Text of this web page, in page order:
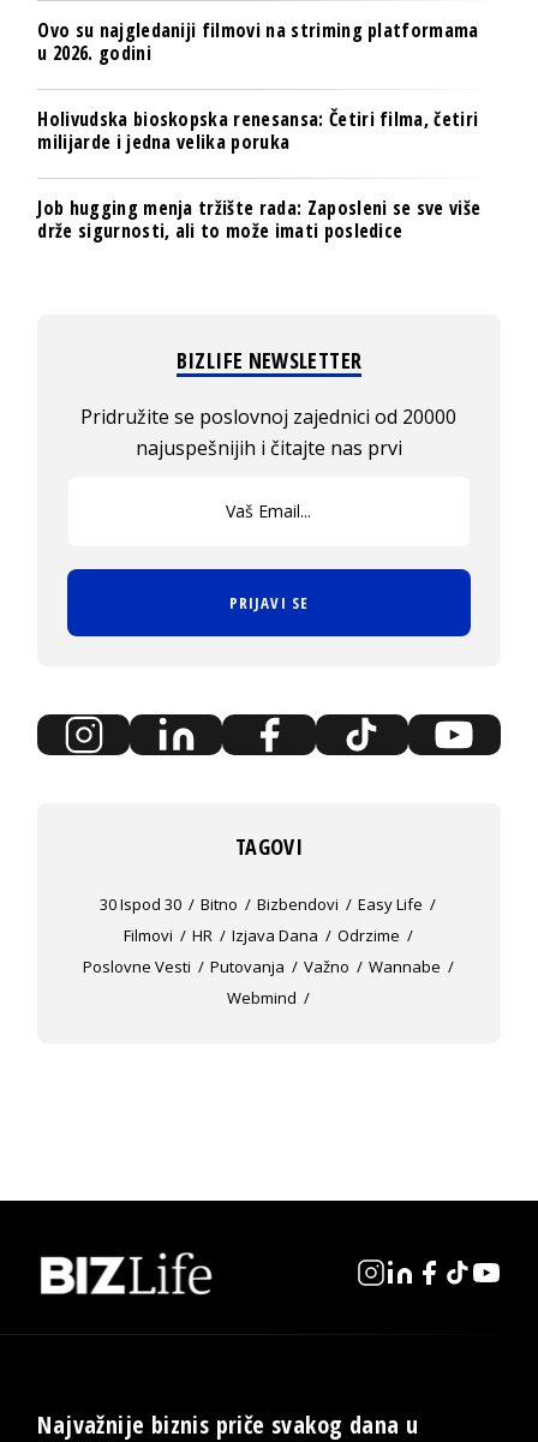
Ovo su najgledaniji filmovi na striming platformama
u 2026. godini
Holivudska bioskopska renesansa: Četiri filma, četiri
milijarde i jedna velika poruka
Job hugging menja tržište rada: Zaposleni se sve više
drže sigurnosti, ali to može imati posledice
BIZLIFE NEWSLETTER
Pridružite se poslovnoj zajednici od 20000
najuspešnijih i čitajte nas prvi
PRIJAVI SE
TAGOVI
30 Ispod 30 Bitno Bizbendovi
Easy Life
Filmovi
HR Izjava Dana
Odrzime
Poslovne Vesti
Putovanja Važno
Wannabe
Webmind
Najvažnije biznis priče svakog dana u